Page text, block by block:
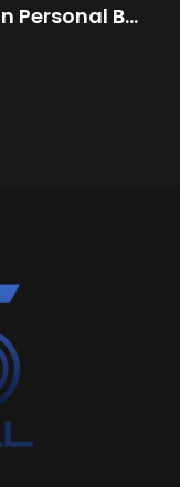
Comment Faire son Personal Branding :